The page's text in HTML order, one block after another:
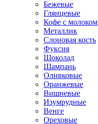
Бежевые
Глянцевые
Кофе с молоком
Металлик
Слоновая кость
Фуксия
Шоколад
Шампань
Оливковые
Оранжевые
Вишневые
Изумрудные
Венге
Ореховые